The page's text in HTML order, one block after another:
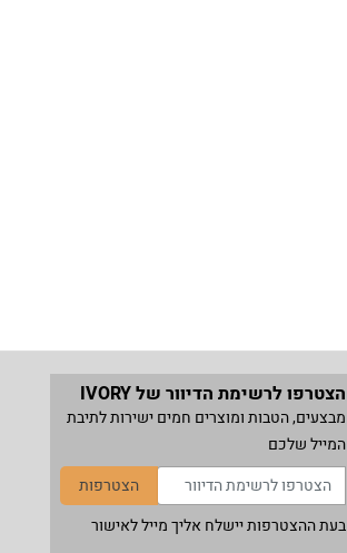
הצטרפו לרשימת הדיוור של IVORY
מבצעים, הטבות ומוצרים חמים ישירות לתיבת
המייל שלכם
הצטרפות
בעת ההצטרפות יישלח אליך מייל לאישור